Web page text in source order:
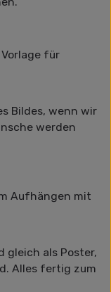
Bildes, wenn wir
werden
gleich als Poster,
Alles fertig zum